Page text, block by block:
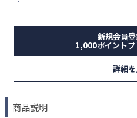
新規会員
1,000ポイントプ
詳細
商品説明